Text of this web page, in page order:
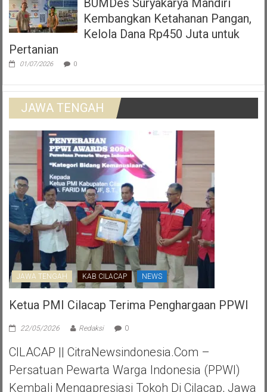
BUMDes Suryakarya Mandiri
Kembangkan Ketahanan Pangan,
Kelola Dana Rp450 Juta untuk
Pertanian
01/07/2026 0
JAWA TENGAH
JAWA TENGAH KAB CILACAP NEWS
Ketua PMI Cilacap Terima Penghargaan PPWI
22/05/2026 Redaksi 0
CILACAP || CitraNewsindonesia.com –
Persatuan Pewarta Warga Indonesia (PPWI)
Kembali Mengapresiasi Tokoh Di Cilacap, Jawa